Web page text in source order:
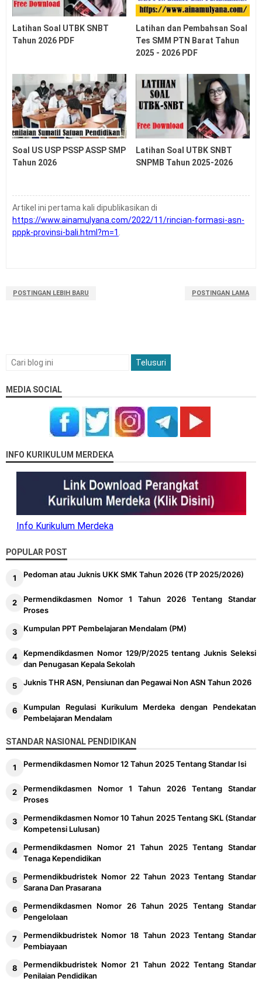
Pedoman (Juknis) Pengelolaan Ijazah SD SMP SMA
SMK Tahun 2026
Latihan Soal OSN SD SMP Tahun 2026
Soal Penilaian Sumatif Satuan Pendidikan SMA Tahun
Tanggal Kelulusan Siswa SD SMP SMA SMK Tahun
2026
Soal US USP PSSP ASSP SMP Tahun 2026
Soal US USP ASSP PSSP SD Tahun 2026
Latihan Soal UTBK SNBT Tahun 2026 PDF
Latihan Soal UTBK SNBT
Tahun 2026 PDF
Latihan dan Pembahsan Soal
Tes SMM PTN Barat Tahun
2025 - 2026 PDF
Soal US USP PSSP ASSP SMP
Tahun 2026
Latihan Soal UTBK SNBT
SNPMB Tahun 2025-2026
Artikel ini pertama kali dipublikasikan di
https://www.ainamulyana.com/2022/11/rincian-formasi-asn-
pppk-provinsi-bali.html?m=1
POSTINGAN LEBIH BARU POSTINGAN LAMA
MEDIA SOCIAL
INFO KURIKULUM MERDEKA
Info Kurikulum Merdeka
POPULAR POST
Pedoman atau Juknis UKK SMK Tahun 2026 (TP 2025/2026)
Permendikdasmen Nomor 1 Tahun 2026 Tentang Standar
Proses
Kumpulan PPT Pembelajaran Mendalam (PM)
Kepmendikdasmen Nomor 129/P/2025 tentang Juknis Seleksi
dan Penugasan Kepala Sekolah
Juknis THR ASN, Pensiunan dan Pegawai Non ASN Tahun 2026
Kumpulan Regulasi Kurikulum Merdeka dengan Pendekatan
Pembelajaran Mendalam
STANDAR NASIONAL PENDIDIKAN
Permendikdasmen Nomor 12 Tahun 2025 Tentang Standar Isi
Permendikdasmen Nomor 1 Tahun 2026 Tentang Standar
Proses
Permendikdasmen Nomor 10 Tahun 2025 Tentang SKL (Standar
Kompetensi Lulusan)
Permendikdasmen Nomor 21 Tahun 2025 Tentang Standar
Tenaga Kependidikan
Permendikbudristek Nomor 22 Tahun 2023 Tentang Standar
Sarana Dan Prasarana
Permendikdasmen Nomor 26 Tahun 2025 Tentang Standar
Pengelolaan
Permendikbudristek Nomor 18 Tahun 2023 Tentang Standar
Pembiayaan
Permendikbudristek Nomor 21 Tahun 2022 Tentang Standar
Penilaian Pendidikan